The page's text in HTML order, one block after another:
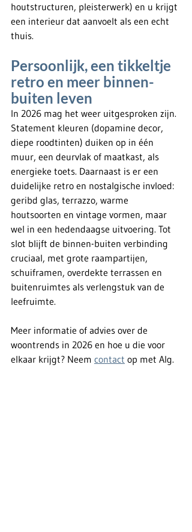
houtstructuren, pleisterwerk) en u krijgt
een interieur dat aanvoelt als een echt
thuis.
Persoonlijk, een tikkeltje
retro en meer binnen-
buiten leven
In 2026 mag het weer uitgesproken zijn.
Statement kleuren (dopamine decor,
diepe roodtinten) duiken op in één
muur, een deurvlak of maatkast, als
energieke toets. Daarnaast is er een
duidelijke retro en nostalgische invloed:
geribd glas, terrazzo, warme
houtsoorten en vintage vormen, maar
wel in een hedendaagse uitvoering. Tot
slot blijft de binnen-buiten verbinding
cruciaal, met grote raampartijen,
schuiframen, overdekte terrassen en
buitenruimtes als verlengstuk van de
leefruimte.
Meer informatie of advies over de
woontrends in 2026 en hoe u die voor
elkaar krijgt? Neem contact op met Alg.